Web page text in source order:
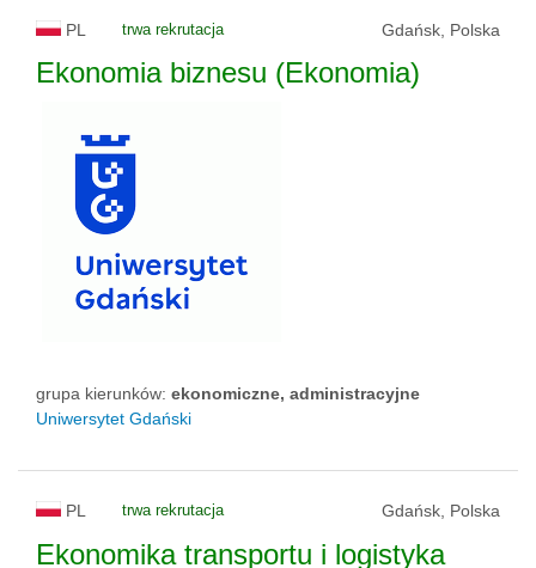
PL trwa rekrutacja Gdańsk, Polska
Ekonomia biznesu (Ekonomia)
grupa kierunków: ekonomiczne, administracyjne
Uniwersytet Gdański
PL trwa rekrutacja Gdańsk, Polska
Ekonomika transportu i logistyka